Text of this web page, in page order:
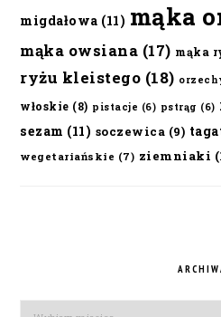
migdałowa (11) mąka
mąka owsiana (17) mąka
ryżu kleistego (18)
włoskie (8) pistacje (6) pstrąg (6)
sezam (11) soczewica (9)
wegetariańskie (7) ziemniaki
Archiwa